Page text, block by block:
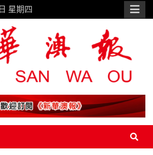
星期四